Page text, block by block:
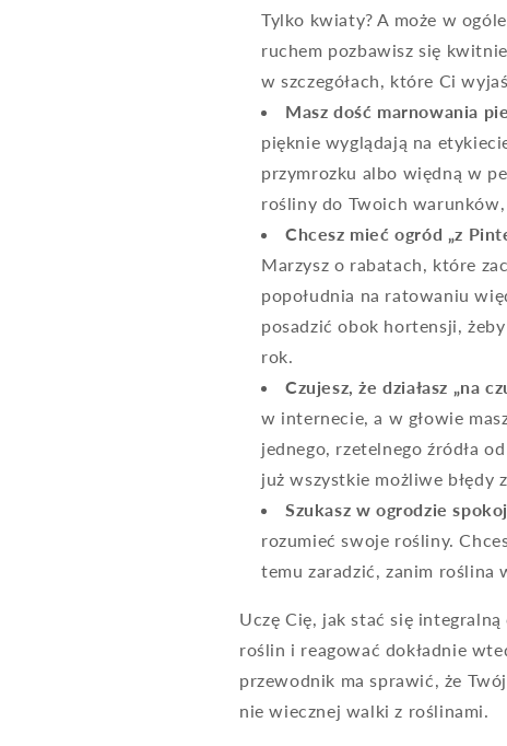
Tylko kwiaty? A może w
ruchem pozbawisz się
w szczegółach, które Ci
Masz dość marnowania
pięknie wyglądają na
przymrozku albo więdną w
rośliny do Twoich
Chcesz mieć ogród „z
Marzysz o rabatach, które
popołudnia na ratowaniu
posadzić obok hortensji, żeby
rok.
Czujesz, że działasz „na
w internecie, a w głowie
jednego, rzetelnego źródła
już wszystkie możliwe błędy
Szukasz w ogrodzie
rozumieć swoje rośliny.
temu zaradzić, zanim roślina
Uczę Cię, jak stać się integralną
roślin i reagować dokładnie
przewodnik ma sprawić, że
nie wiecznej walki z roślinami.